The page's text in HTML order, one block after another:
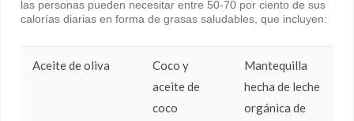
las personas pueden necesitar entre 50-70 por ciento de sus
calorías diarias en forma de grasas saludables, que incluyen:
Aceite de oliva
Coco y
aceite de
coco
Mantequilla
hecha de leche
orgánica de